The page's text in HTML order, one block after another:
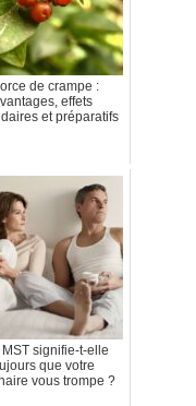
de crampe :
effets
et préparatifs
MST signifie-t-elle
que votre
vous trompe ?